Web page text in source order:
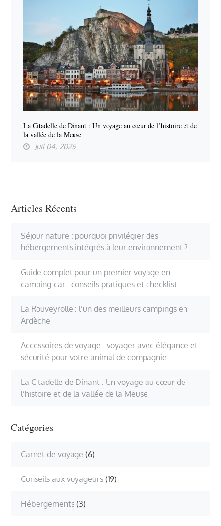
La Citadelle de Dinant : Un voyage au cœur de l’histoire et de
la vallée de la Meuse
Juil 04, 2025
Articles Récents
Séjour nature : pourquoi privilégier des
hébergements intégrés à leur environnement ?
Guide complet pour un premier voyage en
camping-car : conseils pratiques et checklist
La Rouveyrolle : l’un des meilleurs campings en
Ardèche
Accessoires de voyage : voyager avec élégance et
sécurité pour votre animal de compagnie
La Citadelle de Dinant : Un voyage au cœur de
l’histoire et de la vallée de la Meuse
Catégories
Carnet de voyage (6)
Conseils aux voyageurs (19)
Hébergements (3)